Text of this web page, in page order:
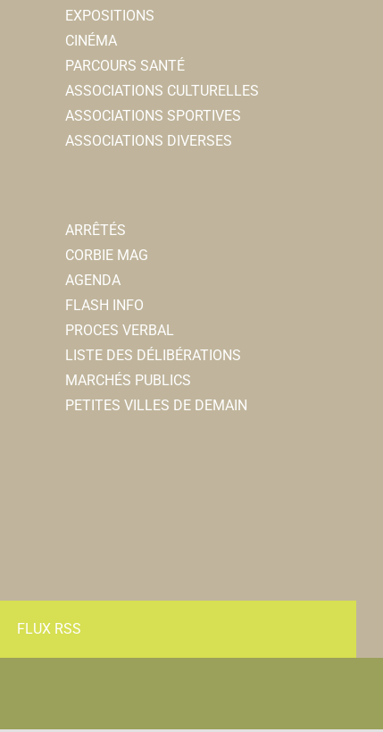
EXPOSITIONS
CINÉMA
PARCOURS SANTÉ
ASSOCIATIONS CULTURELLES
ASSOCIATIONS SPORTIVES
ASSOCIATIONS DIVERSES
ARRÊTÉS
CORBIE MAG
AGENDA
FLASH INFO
PROCES VERBAL
LISTE DES DÉLIBÉRATIONS
MARCHÉS PUBLICS
PETITES VILLES DE DEMAIN
FLUX RSS